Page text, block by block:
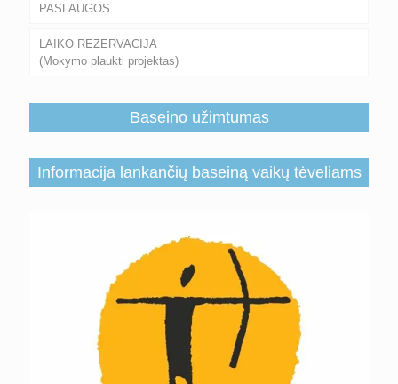
PASLAUGOS
LAIKO REZERVACIJA
(Mokymo plaukti projektas)
Baseino užimtumas
Informacija lankančių baseiną vaikų tėveliams